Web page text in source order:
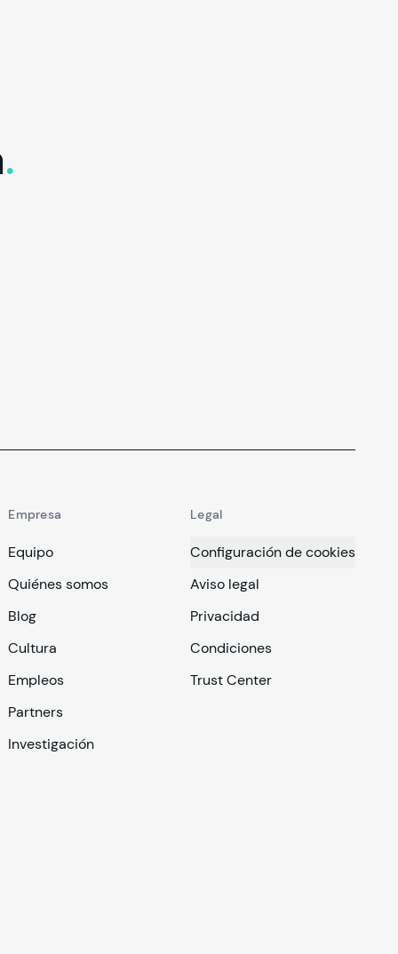
.
Empresa
Equipo
Quiénes somos
Blog
Cultura
Empleos
Partners
Investigación
Legal
Configuración de cookies
Aviso legal
Privacidad
Condiciones
Trust Center